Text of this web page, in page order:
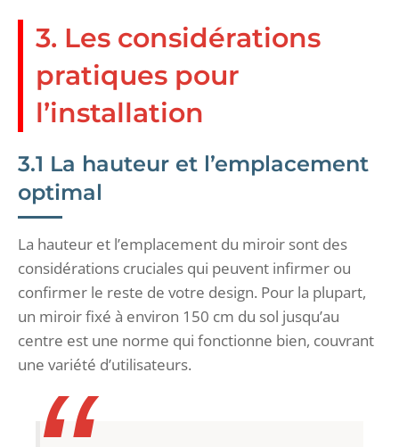
3. Les considérations
pratiques pour
l’installation
3.1 La hauteur et l’emplacement
optimal
La hauteur et l’emplacement du miroir sont des
considérations cruciales qui peuvent infirmer ou
confirmer le reste de votre design. Pour la plupart,
un miroir fixé à environ 150 cm du sol jusqu’au
centre est une norme qui fonctionne bien, couvrant
une variété d’utilisateurs.